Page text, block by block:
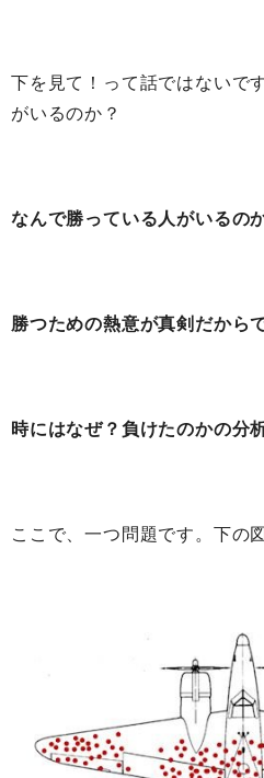
下を見て！って話ではないで
がいるのか？
なんで勝っている人がいるの
勝つための熱意が真剣だから
時にはなぜ？負けたのかの分
ここで、一つ問題です。下の